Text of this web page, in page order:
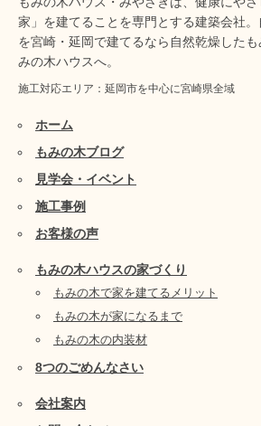
家」を建てることを専門とする建築会社
を宮崎・延岡で建てるなら自然乾燥した
みの木ハウスへ。
施工対応エリア：延岡市を中心に宮崎県全域
ホーム
もみの木ブログ
見学会・イベント
施工事例
お客様の声
もみの木ハウスの家づくり
もみの木で家を建てるメリット
もみの木が家になるまで
もみの木の内装材
8つのごめんなさい
会社案内